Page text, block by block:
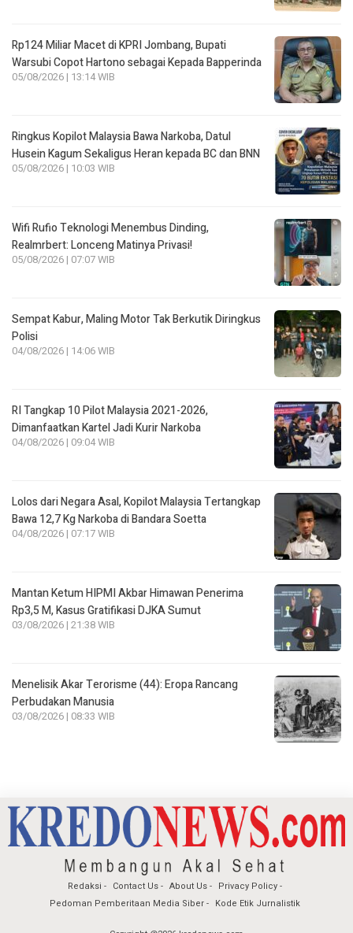
Rp124 Miliar Macet di KPRI Jombang, Bupati
Warsubi Copot Hartono sebagai Kepada Bapperinda
05/08/2026 | 13:14 WIB
Ringkus Kopilot Malaysia Bawa Narkoba, Datul
Husein Kagum Sekaligus Heran kepada BC dan BNN
05/08/2026 | 10:03 WIB
Wifi Rufio Teknologi Menembus Dinding,
Realmrbert: Lonceng Matinya Privasi!
05/08/2026 | 07:07 WIB
Sempat Kabur, Maling Motor Tak Berkutik Diringkus
Polisi
04/08/2026 | 14:06 WIB
RI Tangkap 10 Pilot Malaysia 2021-2026,
Dimanfaatkan Kartel Jadi Kurir Narkoba
04/08/2026 | 09:04 WIB
Lolos dari Negara Asal, Kopilot Malaysia Tertangkap
Bawa 12,7 Kg Narkoba di Bandara Soetta
04/08/2026 | 07:17 WIB
Mantan Ketum HIPMI Akbar Himawan Penerima
Rp3,5 M, Kasus Gratifikasi DJKA Sumut
03/08/2026 | 21:38 WIB
Menelisik Akar Terorisme (44): Eropa Rancang
Perbudakan Manusia
03/08/2026 | 08:33 WIB
Redaksi Contact Us About Us
Privacy Policy
Pedoman Pemberitaan Media Siber
Kode Etik Jurnalistik